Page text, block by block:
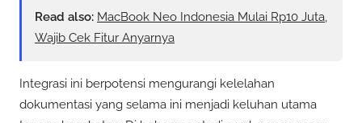
Read also: MacBook Neo Indonesia Mulai Rp10 Juta,
Wajib Cek Fitur Anyarnya
Integrasi ini berpotensi mengurangi kelelahan
dokumentasi yang selama ini menjadi keluhan utama